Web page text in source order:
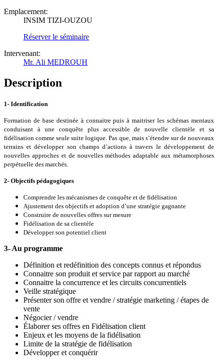
Emplacement:
INSIM TIZI-OUZOU
Réserver le séminaire
Intervenant:
Mr. Ali MEDROUH
Description
1- Identification
Formation de base destinée à connaitre puis à maitriser les schémas mentaux
conduisant à une conquête plus accessible de nouvelle clientèle et sa
fidélisation comme seule suite logique. Pas que, mais s’étendre sur de nouveaux
terrains et développer son champs d’actions à travers le développement de
nouvelles approches et de nouvelles méthodes adaptable aux métamorphoses
perpétuelle des marchés.
2- Objectifs pédagogiques
Comprendre les mécanismes de conquête et de fidélisation
Ajustement des objectifs et adoption d’une stratégie gagnante
Construire de nouvelles offres sur mesure
Fidélisation de sa clientèle
Développer son potentiel client
3- Au programme
Définition et redéfinition des concepts connus et répondus
Connaitre son produit et service par rapport au marché
Connaitre la concurrence et les circuits concurrentiels
Veille stratégique
Présenter son offre et vendre / stratégie marketing / étapes de
vente
Négocier / vendre
Élaborer ses offres en Fidélisation client
Enjeux et les moyens de la fidélisation
Limite de la stratégie de fidélisation
Développer et conquérir